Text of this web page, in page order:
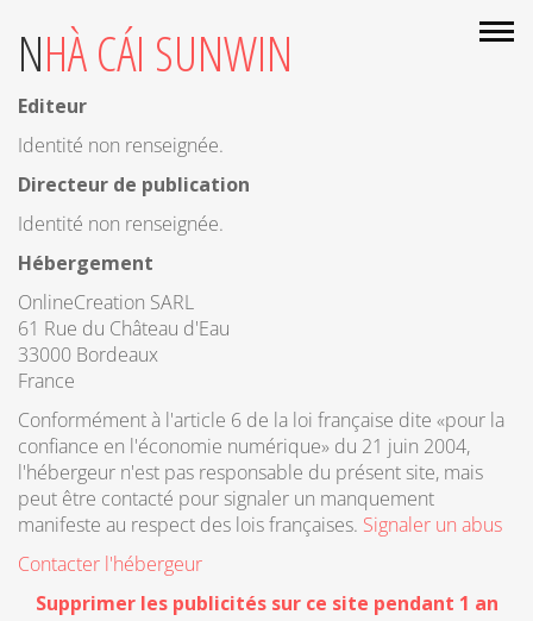
NHÀ CÁI SUNWIN
Nhất| Tải Sunwin
Androind/IOS/PC
Editeur
Identité non renseignée.
Directeur de publication
Identité non renseignée.
Hébergement
OnlineCreation SARL
61 Rue du Château d'Eau
33000 Bordeaux
France
Conformément à l'article 6 de la loi française dite «pour la
confiance en l'économie numérique» du 21 juin 2004,
l'hébergeur n'est pas responsable du présent site, mais
peut être contacté pour signaler un manquement
manifeste au respect des lois françaises. Signaler un abus
Contacter l'hébergeur
Supprimer les publicités sur ce site pendant 1 an